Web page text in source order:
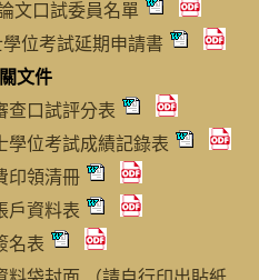
文口試委員名單
學位考試延期申請書
文件
查口試評分表
學位考試成績記錄表
印領清冊
戶資料表
名表